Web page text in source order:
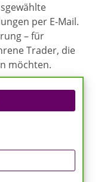
per E-Mail.
– für
Trader, die
möchten.